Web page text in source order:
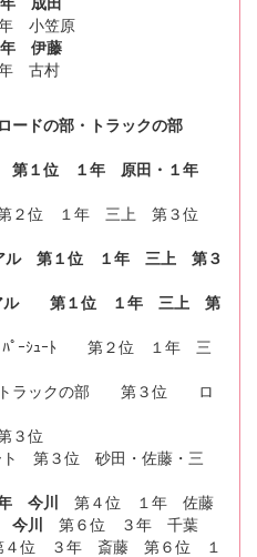
小笠原
伊藤
古村
ードの部・トラックの部
第１位 １年 原田・１年
２位 １年 三上 第３位
アル 第１位 １年 三上 第３
アル 第１位 １年 三上 第
ﾊﾟｰｼｭｰﾄ 第２位 １年 三
トラックの部 第３位 ロ
３位
第３位 砂田・佐藤・三
今川 第４位 １年 佐藤
今川 第６位 ３年 千葉
４位 ３年 斎藤 第６位 １